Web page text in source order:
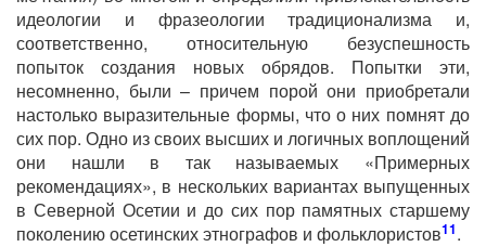
идеологии и фразеологии традиционализма и,
соответственно, относительную безуспешность
попыток создания новых обрядов. Попытки эти,
несомненно, были – причем порой они приобретали
настолько выразительные формы, что о них помнят до
сих пор. Одно из своих высших и логичных воплощений
они нашли в так называемых «Примерных
рекомендациях», в нескольких вариантах выпущенных
в Северной Осетии и до сих пор памятных старшему
поколению осетинских этнографов и фольклористов11.